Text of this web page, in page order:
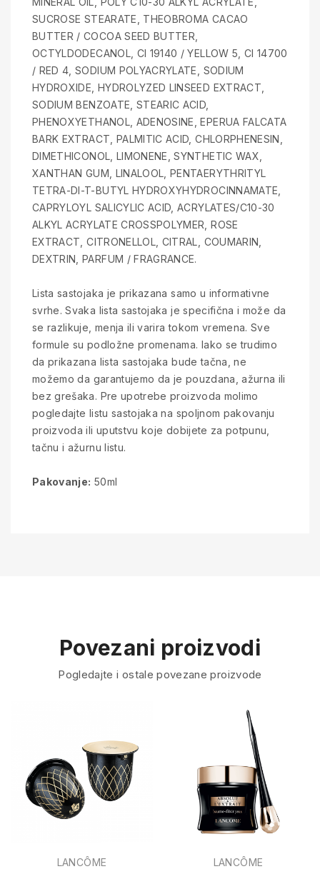
SUCROSE STEARATE, THEOBROMA CACAO
BUTTER / COCOA SEED BUTTER,
OCTYLDODECANOL, CI 19140 / YELLOW 5, CI 14700
/ RED 4, SODIUM POLYACRYLATE, SODIUM
HYDROXIDE, HYDROLYZED LINSEED EXTRACT,
SODIUM BENZOATE, STEARIC ACID,
PHENOXYETHANOL, ADENOSINE, EPERUA FALCATA
BARK EXTRACT, PALMITIC ACID, CHLORPHENESIN,
DIMETHICONOL, LIMONENE, SYNTHETIC WAX,
XANTHAN GUM, LINALOOL, PENTAERYTHRITYL
TETRA-DI-T-BUTYL HYDROXYHYDROCINNAMATE,
CAPRYLOYL SALICYLIC ACID, ACRYLATES/C10-30
ALKYL ACRYLATE CROSSPOLYMER, ROSE
EXTRACT, CITRONELLOL, CITRAL, COUMARIN,
DEXTRIN, PARFUM / FRAGRANCE.
Lista sastojaka je prikazana samo u informativne
svrhe. Svaka lista sastojaka je specifična i može da
se razlikuje, menja ili varira tokom vremena. Sve
formule su podložne promenama. Iako se trudimo
da prikazana lista sastojaka bude tačna, ne
možemo da garantujemo da je pouzdana, ažurna ili
bez grešaka. Pre upotrebe proizvoda molimo
pogledajte listu sastojaka na spoljnom pakovanju
proizvoda ili uputstvu koje dobijete za potpunu,
tačnu i ažurnu listu.
Pakovanje: 50ml
Povezani proizvodi
Pogledajte i ostale povezane proizvode
LANCÔME LANCÔME